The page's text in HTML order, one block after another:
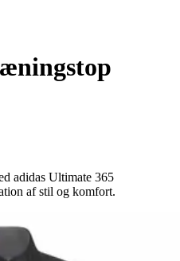
adidas Ultimate 365
af stil og komfort.